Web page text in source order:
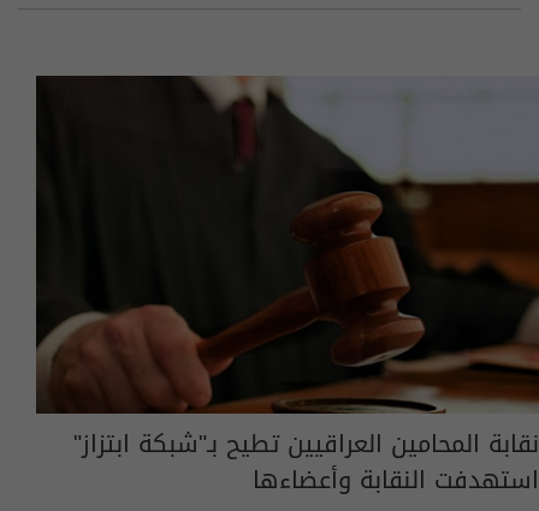
نقابة المحامين العراقيين تطيح بـ"شبكة ابتزاز"
استهدفت النقابة وأعضاءها